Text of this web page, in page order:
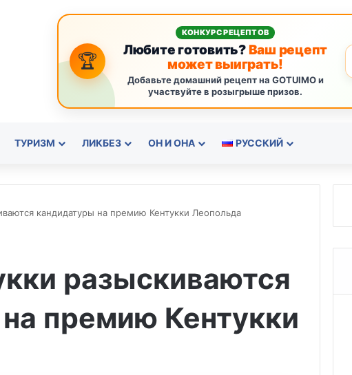
🏆
КОНКУРС РЕЦЕПТОВ
Любите готовить?Ваш рецепт
может выиграть!
Добавьте домашний рецепт на GOTUIMO и
участвуйте в розыгрыше призов.
ТУРИЗМ ЛИКБЕЗ ОН И ОНА РУССКИЙ
кандидатуры на премию Кентукки Леопольда
разыскиваются
премию Кентукки